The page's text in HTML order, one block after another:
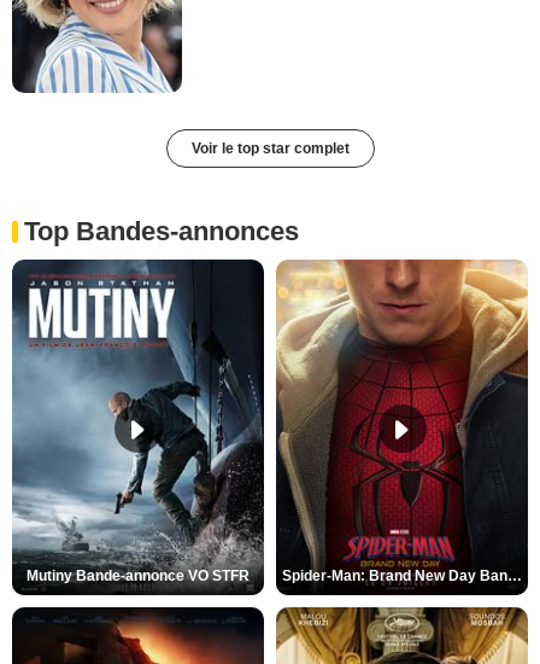
Voir le top star complet
Top Bandes-annonces
Mutiny Bande-annonce VO STFR Spider-Man: Brand New Day Bande-annonce VO STFR